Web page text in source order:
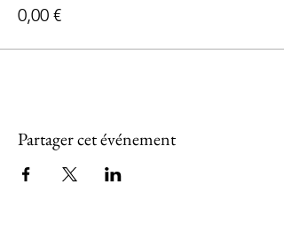
0,00 €
Partager cet événement